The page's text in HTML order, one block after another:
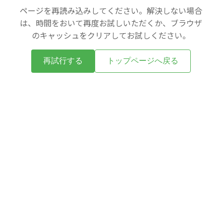
ページを再読み込みしてください。解決しない場合
は、時間をおいて再度お試しいただくか、ブラウザ
のキャッシュをクリアしてお試しください。
再試行する トップページへ戻る